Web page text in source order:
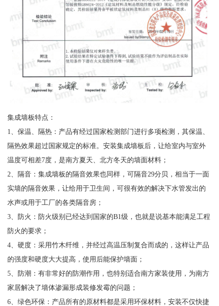
集成墙板特点：
1、保温、隔热：产品有经过国家检测部门进行多项检测，其保温、
隔热效果超过国家规定的标准。安装集成墙板后，让给室内与室外
温度可相差7度，是南方夏天、北方冬天的墙面材料；
2、隔音：集成墙板的隔音效果也同样，可隔音29分贝，相当于一面
实墙的隔音效果，让给用于卫生间，可很有效的解决下水管发出的
水声或用于工厂的各类隔音房；
3、防火：防火级别已经达到国家的B1级，也就是说基本能满足工程
防火的要求；
4、硬度：采用竹木纤维，并经过高温压制复合而成的，这样让产品
的强度和硬度大大提高，使用后能保护墙面；
5、防潮：有非常好的防潮作用，也特别适合南方家装使用，为南方
家居解决了墙体渗漏形成装修发霉的问题；
6、绿色环保：产品所有的原材料都是采用环保材料，安装不仅快捷